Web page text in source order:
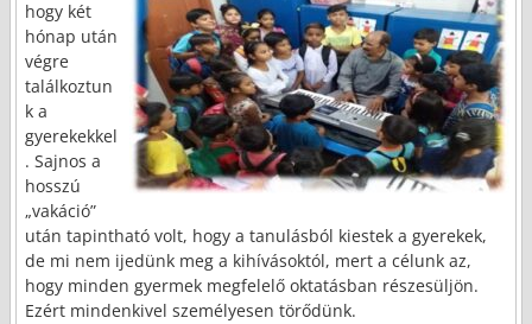
hogy két
hónap után
végre
találkoztun
k a
gyerekekkel
. Sajnos a
hosszú
„vakáció”
után tapintható volt, hogy a tanulásból kiestek a gyerekek,
de mi nem ijedünk meg a kihívásoktól, mert a célunk az,
hogy minden gyermek megfelelő oktatásban részesüljön.
Ezért mindenkivel személyesen törődünk.